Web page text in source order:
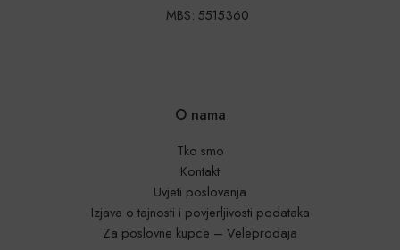
MBS: 5515360
O nama
Tko smo
Kontakt
Uvjeti poslovanja
Izjava o tajnosti i povjerljivosti podataka
Za poslovne kupce – Veleprodaja